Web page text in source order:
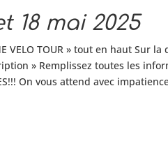
18 mai 2025
VELO TOUR » tout en haut Sur
» Remplissez toutes les
On vous attend avec